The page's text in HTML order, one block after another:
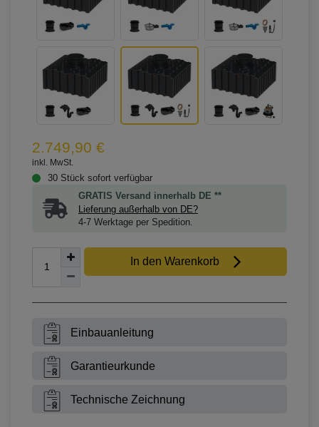
2.749,90 €
inkl. MwSt.
30 Stück sofort verfügbar
GRATIS Versand innerhalb DE **
Lieferung außerhalb von DE?
4-7 Werktage per Spedition.
In den Warenkorb
Einbauanleitung
Garantieurkunde
Technische Zeichnung